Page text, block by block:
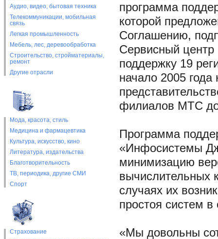
Аудио, видео, бытовая техника
Телекоммуникации, мобильная
связь
Легкая промышленность
Мебель, лес, деревообработка
Строительство, стройматериалы,
ремонт
Другие отрасли
Мода, красота, стиль
Медицина и фармацевтика
Культура, искусство, кино
Литература, издательства
Благотворительность
ТВ, периодика, другие СМИ
Спорт
Страхование
программа
которой
Соглашению,
Сервисный
поддержку 19
начало 2005
филиалов МТС
Программа
«Инфосистемы
минимизацию
вычислительных
случаях их
простоя систем в
«Мы довольны